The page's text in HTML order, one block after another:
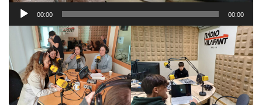
Reproductor
d'àudio
00:00 00:00